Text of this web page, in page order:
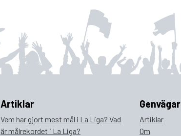
Artiklar
Vem har gjort mest mål i La Liga? Vad
är målrekordet i La Liga?
Genvägar
Artiklar
Om